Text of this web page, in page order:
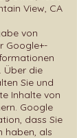
View, CA
von
Google+-
Über die
Sie und
Inhalte von
Google
dass Sie
haben, als